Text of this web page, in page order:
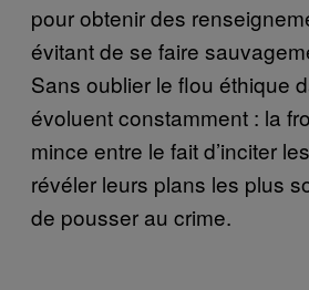
pour obtenir des
évitant de se faire
Sans oublier le flou éthique
évoluent constamment : la
mince entre le fait d’inciter
révéler leurs plans les plus
de pousser au crime.